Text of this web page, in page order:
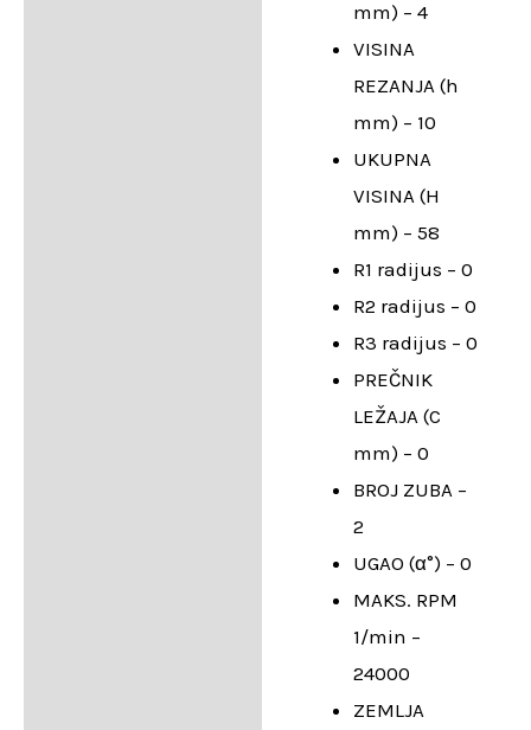
mm) – 4
VISINA
REZANJA (h
mm) – 10
UKUPNA
VISINA (H
mm) – 58
R1 radijus – 0
R2 radijus – 0
R3 radijus – 0
PREČNIK
LEŽAJA (C
mm) – 0
BROJ ZUBA –
2
UGAO (α°) – 0
MAKS. RPM
1/min –
24000
ZEMLJA